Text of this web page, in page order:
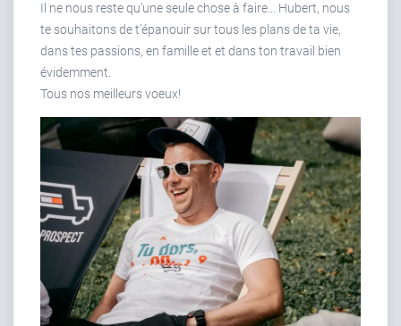
Il ne nous reste qu’une seule chose à faire… Hubert, nous
te souhaitons de t’épanouir sur tous les plans de ta vie,
dans tes passions, en famille et et dans ton travail bien
évidemment.
Tous nos meilleurs voeux!